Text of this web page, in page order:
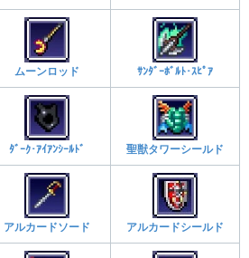
ムーンロッド ｻﾝﾀﾞｰﾎﾞﾙﾄ･ｽﾋﾟｱ
ﾀﾞｰｸ･ｱｲｱﾝｼｰﾙﾄﾞ 聖獣タワーシールド
アルカードソード アルカードシールド